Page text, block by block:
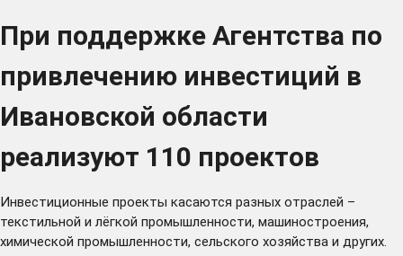
При поддержке Агентства по
привлечению инвестиций в
Ивановской области
реализуют 110 проектов
Инвестиционные проекты касаются разных отраслей –
текстильной и лёгкой промышленности, машиностроения,
химической промышленности, сельского хозяйства и других.